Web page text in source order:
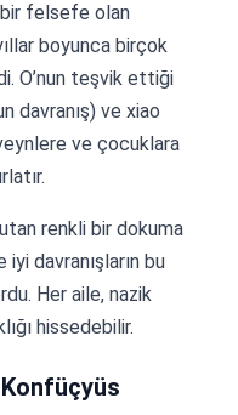
bir felsefe olan
boyunca birçok
O’nun teşvik ettiği
davranış) ve xiao
ve çocuklara
renkli bir dokuma
davranışların bu
Her aile, nazik
hissedebilir.